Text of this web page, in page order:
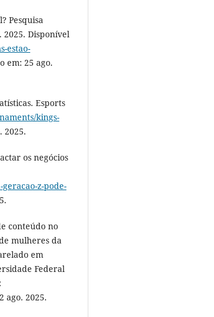
Pesquisa
2025. Disponível
estao-
em: 25 ago.
Esports
kings-
2025.
os negócios
z-pode-
conteúdo no
mulheres da
em
Federal
ago. 2025.